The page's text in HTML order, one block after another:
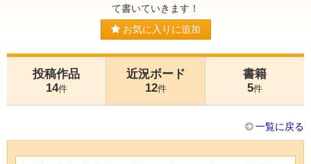
て書いていきます！
お気に入りに追加
投稿作品
14件
近況ボード
12件
書籍
5件
一覧に戻る